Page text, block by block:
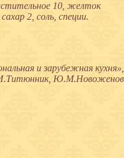
10, желток
2, соль, специи.
и зарубежная кухня»,
Ю.М.Новоженов